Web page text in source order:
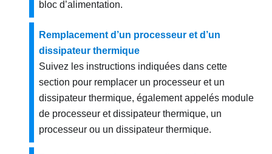
bloc d’alimentation.
Remplacement d’un processeur et d’un
dissipateur thermique
Suivez les instructions indiquées dans cette
section pour remplacer un processeur et un
dissipateur thermique, également appelés module
de processeur et dissipateur thermique, un
processeur ou un dissipateur thermique.